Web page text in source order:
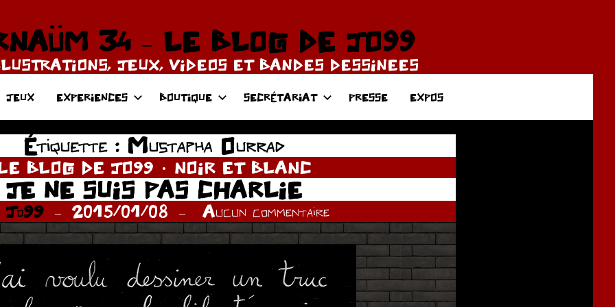
34 – LE BLOG DE JO99
JEUX, VIDEOS ET BANDES DESSINEES
JEUX EXPERIENCES BOUTIQUE SECRÉTARIAT PRESSE EXPOS
Étiquette : Mustapha Ourrad
BLOG DE JO99 NOIR ET BLANC
JE NE SUIS PAS CHARLIE
Jo99 2015/01/08 Aucun commentaire